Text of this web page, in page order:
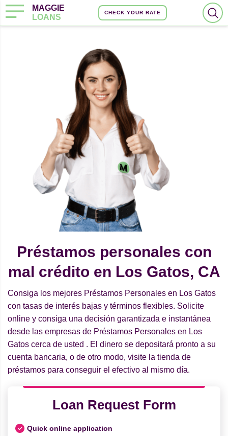
MAGGIE
LOANS
CHECK YOUR RATE
Préstamos personales con
mal crédito en Los Gatos, CA
Consiga los mejores Préstamos Personales en Los Gatos
con tasas de interés bajas y términos flexibles. Solicite
online y consiga una decisión garantizada e instantánea
desde las empresas de Préstamos Personales en Los
Gatos cerca de usted . El dinero se depositará pronto a su
cuenta bancaria, o de otro modo, visite la tienda de
préstamos para conseguir el efectivo al mismo día.
Loan Request Form
Quick online application